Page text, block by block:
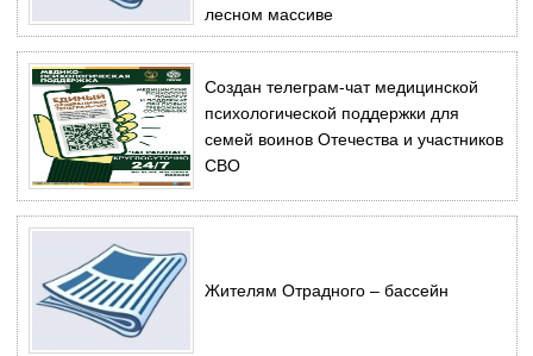
лесном массиве
Создан телеграм-чат медицинской
психологической поддержки для
семей воинов Отечества и участников
СВО
Жителям Отрадного – бассейн